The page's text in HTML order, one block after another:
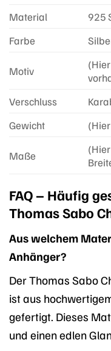
Material
925
Farbe
Motiv
Verschluss
Gewicht
Maße
FAQ – Häufig
Thomas Sabo
Aus welchem
Anhänger?
Der Thomas Sabo
ist aus
gefertigt. Dieses
und einen edlen